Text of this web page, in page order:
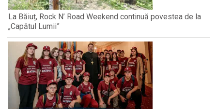
La Băiuț, Rock N’ Road Weekend continuă povestea de la
„Capătul Lumii”